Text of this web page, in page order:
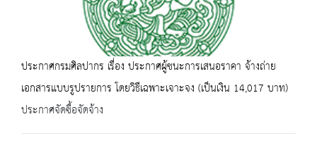
ประกาศกรมศิลปากร เรื่อง ประกาศผู้ชนะการเสนอราคา จ้างถ่าย
เอกสารแบบรูปรายการ โดยวิธีเฉพาะเจาะจง (เป็นเงิน 14,017 บาท)
ประกาศจัดซื้อจัดจ้าง